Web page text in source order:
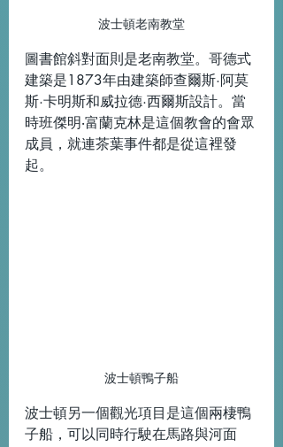
波士頓老南教堂
圖書館斜對面則是老南教堂。哥德式
建築是1873年由建築師查爾斯·阿莫
斯·卡明斯和威拉德·西爾斯設計。當
時班傑明‧富蘭克林是這個教會的會眾
成員，就連茶葉事件都是從這裡發
起。
波士頓鴨子船
波士頓另一個觀光項目是這個兩棲鴨
子船，可以同時行駛在馬路與河面